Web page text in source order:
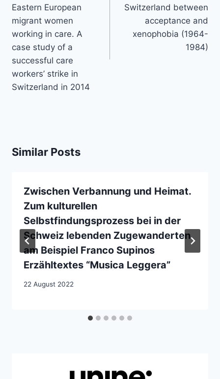
Eastern European
migrant women
working in care. A
case study of a
successful care
workers’ strike in
Switzerland in 2014
Switzerland between
acceptance and
xenophobia (1964-
1984)
Similar Posts
Zwischen Verbannung und Heimat.
Zum kulturellen
Selbstfindungsprozess bei in der
Schweiz lebenden Zugewanderten
am Beispiel Franco Supinos
Erzähltextes “Musica Leggera”
22 August 2022